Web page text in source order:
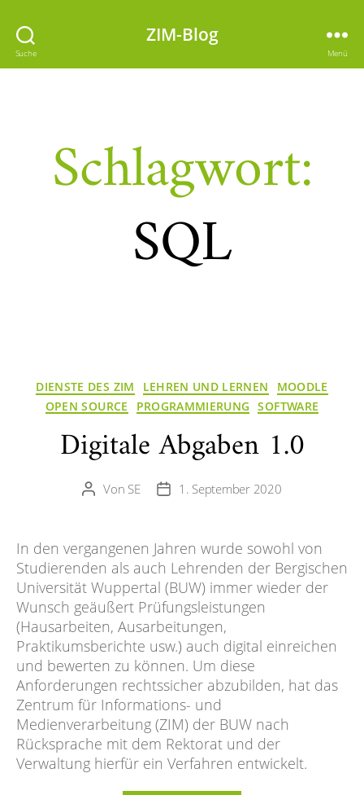
Suche
ZIM-Blog
Menü
Schlagwort:
SQL
Kategorien
DIENSTE DES ZIM LEHREN UND LERNEN
MOODLE
OPEN SOURCE
PROGRAMMIERUNG SOFTWARE
Digitale Abgaben 1.0
Beitragsautor
Von SE Veröffentlichungsdatum
1. September 2020
In den vergangenen Jahren wurde sowohl von
Studierenden als auch Lehrenden der Bergischen
Universität Wuppertal (BUW) immer wieder der
Wunsch geäußert Prüfungsleistungen
(Hausarbeiten, Ausarbeitungen,
Praktikumsberichte usw.) auch digital einreichen
und bewerten zu können. Um diese
Anforderungen rechtssicher abzubilden, hat das
Zentrum für Informations- und
Medienverarbeitung (ZIM) der BUW nach
Rücksprache mit dem Rektorat und der
Verwaltung hierfür ein Verfahren entwickelt.